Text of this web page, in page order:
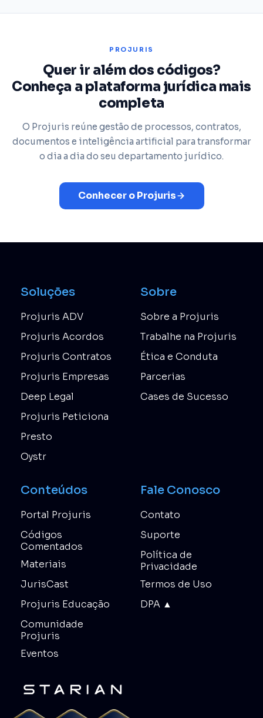
PROJURIS
Quer ir além dos códigos?
Conheça a plataforma jurídica mais
completa
O Projuris reúne gestão de processos, contratos,
documentos e inteligência artificial para transformar
o dia a dia do seu departamento jurídico.
Conhecer o Projuris
Soluções
Projuris ADV
Projuris Acordos
Projuris Contratos
Projuris Empresas
Deep Legal
Projuris Peticiona
Presto
Oystr
Sobre
Sobre a Projuris
Trabalhe na Projuris
Ética e Conduta
Parcerias
Cases de Sucesso
Conteúdos
Portal Projuris
Códigos
Comentados
Materiais
JurisCast
Projuris Educação
Comunidade
Projuris
Eventos
Fale Conosco
Contato
Suporte
Política de
Privacidade
Termos de Uso
DPA ▲